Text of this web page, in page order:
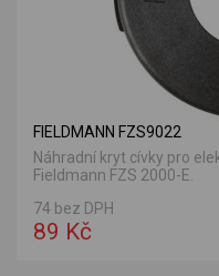
FIELDMANN FZS9022
Náhradní kryt cívky pro
Fieldmann FZS 2000-E.
74 bez DPH
89 Kč